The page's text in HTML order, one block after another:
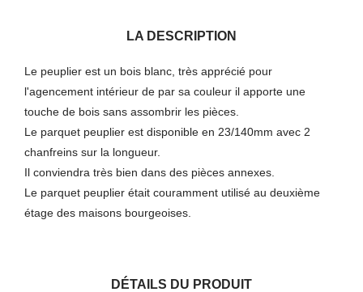
LA DESCRIPTION
Le peuplier est un bois blanc, très apprécié pour
l'agencement intérieur de par sa couleur il apporte une
touche de bois sans assombrir les pièces.
Le parquet peuplier est disponible en 23/140mm avec 2
chanfreins sur la longueur.
Il conviendra très bien dans des pièces annexes.
Le parquet peuplier était couramment utilisé au deuxième
étage des maisons bourgeoises.
DÉTAILS DU PRODUIT